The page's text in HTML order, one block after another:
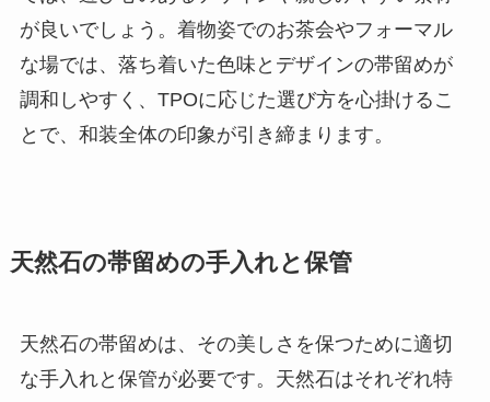
が良いでしょう。着物姿でのお茶会やフォーマル
な場では、落ち着いた色味とデザインの帯留めが
調和しやすく、TPOに応じた選び方を心掛けるこ
とで、和装全体の印象が引き締まります。
天然石の帯留めの手入れと保管
天然石の帯留めは、その美しさを保つために適切
な手入れと保管が必要です。天然石はそれぞれ特